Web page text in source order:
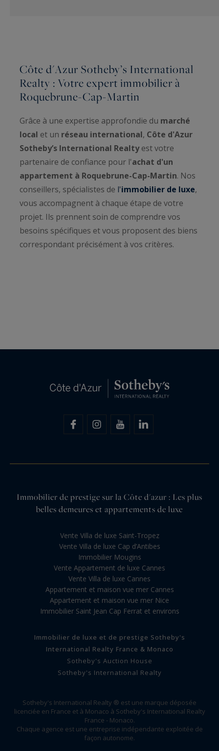
Côte d'Azur Sotheby’s International
Realty : Votre expert immobilier à
Roquebrune-Cap-Martin
Grâce à une expertise approfondie du marché
local et un réseau international, Côte d'Azur
Sotheby’s International Realtyest votre
partenaire de confiance pour l'achat d'un
appartement à Roquebrune-Cap-Martin. Nos
conseillers, spécialistes de l'immobilier de luxe,
vous accompagnent à chaque étape de votre
projet. Ils prennent soin de comprendre vos
besoins spécifiques et vous proposent des biens
correspondant précisément à vos critères.
Immobilier de prestige sur la Côte d'azur : Les plus
belles demeures et appartements de luxe
Vente Villa de luxe Saint-Tropez
Vente Villa de luxe Cap d’Antibes
Immobilier Mougins
Vente Appartement de luxe Cannes
Vente Villa de luxe Cannes
Appartement et maison vue mer Cannes
Appartement et maison vue mer Nice
Immobilier Saint Jean Cap Ferrat et environs
Immobilier de luxe et de prestige Sotheby's
International Realty France & Monaco
Sotheby's Auction House
Sotheby's International Realty
Sotheby's International Realty ® est une marque déposée
licenciée en France et à Monaco à Sotheby's International Realty
France - Monaco.
Chaque agence est une entreprise indépendante exploitée de
façon autonome.